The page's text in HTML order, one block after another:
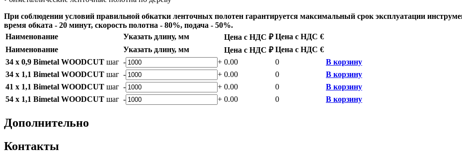
При соблюдении условий правильной обкатки ленточных полотен гарантируется максимальный срок эксплуатации
время обката - 20 минут, скорость полотна - 80%, подача - 50%.
Наименование
Указать длину, мм Цена с НДС ₽ Цена с НДС €
Наименование
Указать длину, мм Цена с НДС ₽ Цена с НДС €
34 x 0,9 Bimetal WOODCUT шаг - + 0.00 0
В корзину
34 x 1,1 Bimetal WOODCUT шаг - + 0.00 0
В корзину
41 x 1,1 Bimetal WOODCUT шаг - + 0.00 0
В корзину
54 x 1,1 Bimetal WOODCUT шаг - + 0.00 0 В корзину
Дополнительно
Контакты